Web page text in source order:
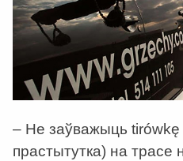
– Не заўважыць tirówkę
прастытутка) на